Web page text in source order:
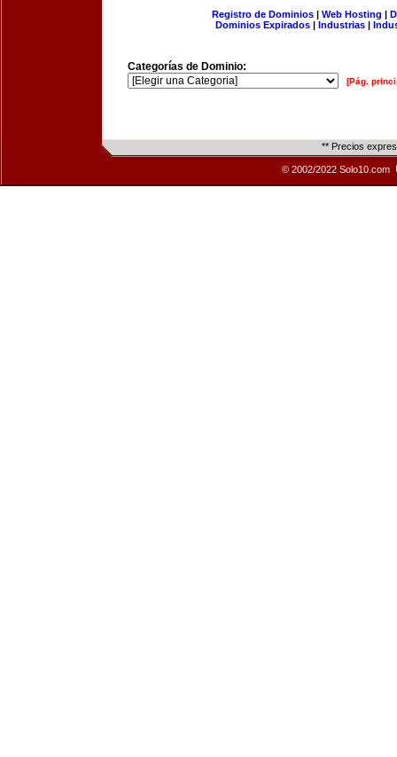
Registro de Dominios| Web Hosting |
Dominios Expirados | Industrias |
Categorías de Dominio:
[Pág.
** Precios
© 2002/2022 Solo10.com